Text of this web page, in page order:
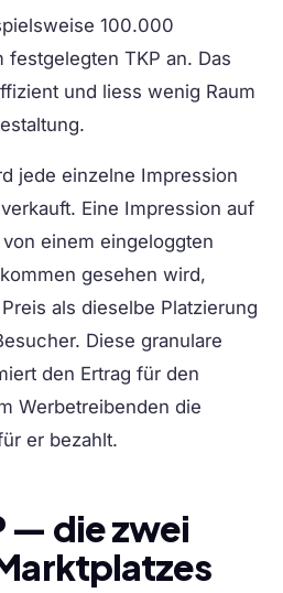
100.000
TKP an. Das
und liess wenig Raum
jede einzelne Impression
Eine Impression auf
einem eingeloggten
gesehen wird,
als dieselbe Platzierung
Diese granulare
den Ertrag für den
Werbetreibenden die
er bezahlt.
— die zwei